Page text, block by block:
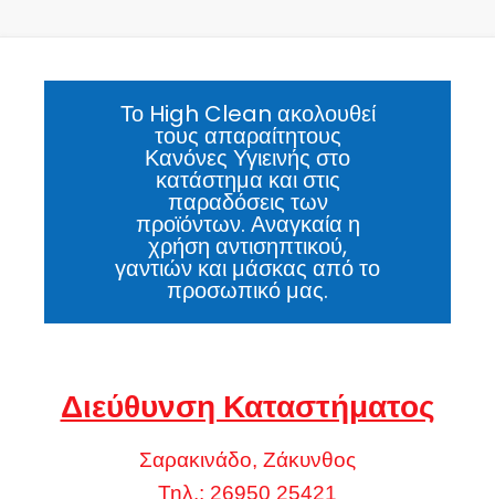
Το High Clean ακολουθεί
τους απαραίτητους
Κανόνες Υγιεινής στο
κατάστημα και στις
παραδόσεις των
προϊόντων. Αναγκαία η
χρήση αντισηπτικού,
γαντιών και μάσκας από το
προσωπικό μας.
Διεύθυνση Καταστήματος
Σαρακινάδο, Ζάκυνθος
Τηλ.: 26950 25421